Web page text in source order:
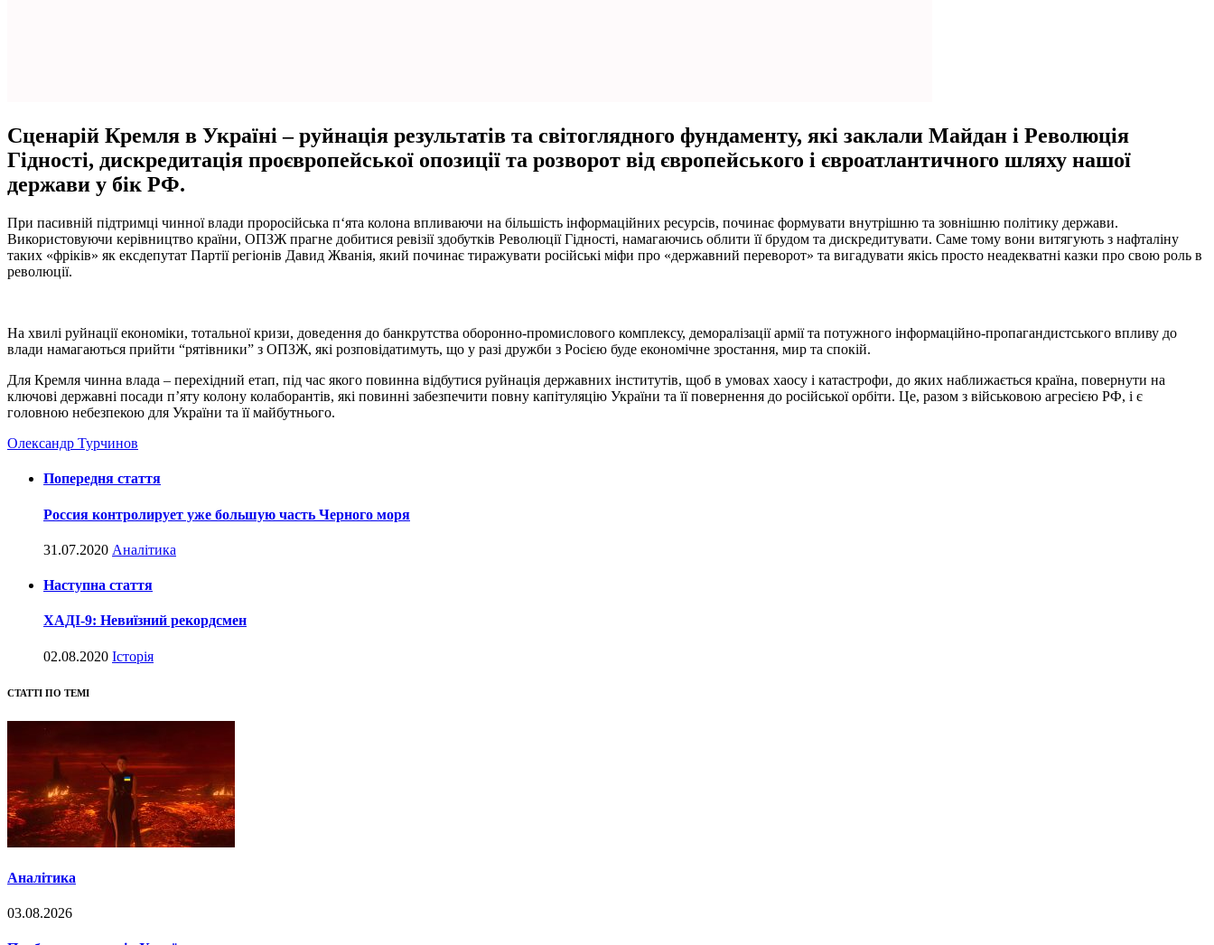
Сценарій Кремля в Україні – руйнація результатів та світоглядного фундаменту, які заклали Майдан і Революція
Гідності, дискредитація проєвропейської опозиції та розворот від європейського і євроатлантичного шляху нашої
держави у бік РФ.
При пасивній підтримці чинної влади проросійська п‘ята колона впливаючи на більшість інформаційних ресурсів, починає формувати внутрішню та зовнішню політику держави.
Використовуючи керівництво країни, ОПЗЖ прагне добитися ревізії здобутків Революції Гідності, намагаючись облити її брудом та дискредитувати. Саме тому вони витягують з нафталіну
таких «фріків» як ексдепутат Партії регіонів Давид Жванія, який починає тиражувати російські міфи про «державний переворот» та вигадувати якісь просто неадекватні казки про свою роль в
революції.
На хвилі руйнації економіки, тотальної кризи, доведення до банкрутства оборонно-промислового комплексу, деморалізації армії та потужного інформаційно-пропагандистського впливу до
влади намагаються прийти “рятівники” з ОПЗЖ, які розповідатимуть, що у разі дружби з Росією буде економічне зростання, мир та спокій.
Для Кремля чинна влада – перехідний етап, під час якого повинна відбутися руйнація державних інститутів, щоб в умовах хаосу і катастрофи, до яких наближається країна, повернути на
ключові державні посади п’яту колону колаборантів, які повинні забезпечити повну капітуляцію України та її повернення до російської орбіти. Це, разом з військовою агресією РФ, і є
головною небезпекою для України та її майбутнього.
Олександр Турчинов
Попередня стаття
Россия контролирует уже большую часть Черного моря
31.07.2020 Аналітика
Наступна стаття
ХАДІ-9: Невиїзний рекордсмен
02.08.2020 Історія
СТАТТІ ПО ТЕМІ
Аналітика
03.08.2026